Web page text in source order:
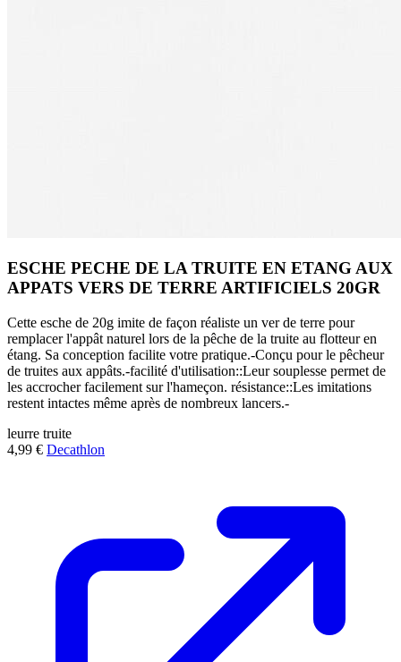
ESCHE PECHE DE LA TRUITE EN ETANG AUX
APPATS VERS DE TERRE ARTIFICIELS 20GR
Cette esche de 20g imite de façon réaliste un ver de terre pour
remplacer l'appât naturel lors de la pêche de la truite au flotteur en
étang. Sa conception facilite votre pratique.-Conçu pour le pêcheur
de truites aux appâts.-facilité d'utilisation::Leur souplesse permet de
les accrocher facilement sur l'hameçon. résistance::Les imitations
restent intactes même après de nombreux lancers.-
leurre truite
4,99 € Decathlon